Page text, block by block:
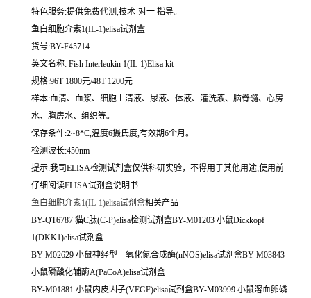
特色服务:提供免费代测,技术-对一 指导。
鱼白细胞介素1(IL-1)elisa试剂盒
货号:BY-F45714
英文名称: Fish Interleukin 1(IL-1)Elisa kit
规格:96T 1800元/48T 1200元
样本:血清、血浆、细胞上清液、尿液、体液、灌洗液、脑脊髓、心房
水、胸房水、组织等。
保存条件:2~8*C,温度6摄氏度,有效期6个月。
检测波长:450nm
提示:我司ELISA检测试剂盒仅供科研实验，不得用于其他用途;使用前
仔细阅读ELISA试剂盒说明书
鱼白细胞介素1(IL-1)elisa试剂盒相关产品
BY-QT6787 猫C肽(C-P)elisa检测试剂盒BY-M01203 小鼠Dickkopf
1(DKK1)elisa试剂盒
BY-M02629 小鼠神经型一氧化氮合成酶(nNOS)elisa试剂盒BY-M03843
小鼠磷酸化辅酶A(PaCoA)elisa试剂盒
BY-M01881 小鼠内皮因子(VEGF)elisa试剂盒BY-M03999 小鼠溶血卵磷